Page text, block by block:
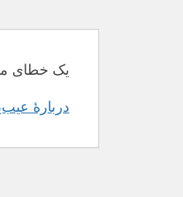
یک خطای
دربارهٔ